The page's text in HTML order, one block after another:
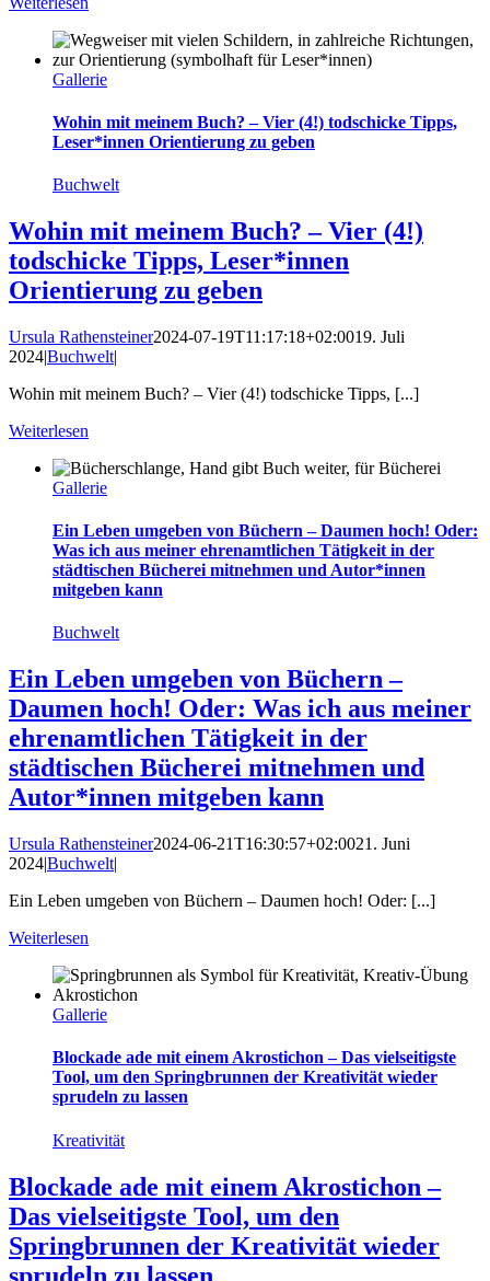
Gallerie
Wohin mit meinem Buch? – Vier (4!) todschicke Tipps,
Leser*innen Orientierung zu geben
Buchwelt
Wohin mit meinem Buch? – Vier (4!)
todschicke Tipps, Leser*innen
Orientierung zu geben
Ursula Rathensteiner2024-07-19T11:17:18+02:0019. Juli
2024|Buchwelt|
Wohin mit meinem Buch? – Vier (4!) todschicke Tipps, [...]
Weiterlesen
Gallerie
Ein Leben umgeben von Büchern – Daumen hoch! Oder:
Was ich aus meiner ehrenamtlichen Tätigkeit in der
städtischen Bücherei mitnehmen und Autor*innen
mitgeben kann
Buchwelt
Ein Leben umgeben von Büchern –
Daumen hoch! Oder: Was ich aus meiner
ehrenamtlichen Tätigkeit in der
städtischen Bücherei mitnehmen und
Autor*innen mitgeben kann
Ursula Rathensteiner2024-06-21T16:30:57+02:0021. Juni
2024|Buchwelt|
Ein Leben umgeben von Büchern – Daumen hoch! Oder: [...]
Weiterlesen
Gallerie
Blockade ade mit einem Akrostichon – Das vielseitigste
Tool, um den Springbrunnen der Kreativität wieder
sprudeln zu lassen
Kreativität
Blockade ade mit einem Akrostichon –
Das vielseitigste Tool, um den
Springbrunnen der Kreativität wieder
sprudeln zu lassen